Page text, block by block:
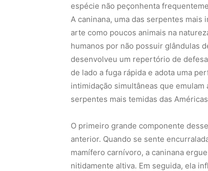
espécie não peçonhenta
A caninana, uma das serpentes
arte como poucos animais na
humanos por não possuir glândulas
desenvolveu um repertório de
de lado a fuga rápida e adota uma
intimidação simultâneas que
serpentes mais temidas das
O primeiro grande componente
anterior. Quando se sente
mamífero carnívoro, a caninana
nitidamente altiva. Em seguida, ela